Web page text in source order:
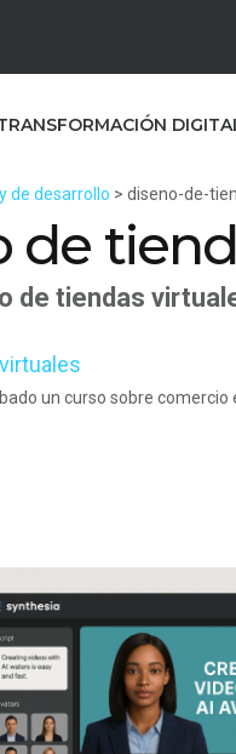
de desarrollo > diseno-de-
de
de tiendas
un curso sobre